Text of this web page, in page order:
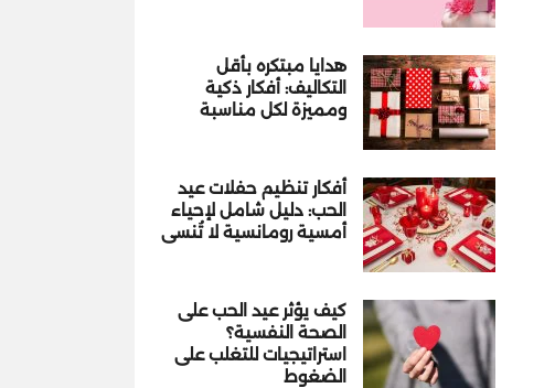
هدايا مبتكره بأقل
التكاليف: أفكار ذكية
ومميزة لكل مناسبة
أفكار تنظيم حفلات عيد
الحب: دليل شامل لإحياء
أمسية رومانسية لا تُنسى
كيف يؤثر عيد الحب على
الصحة النفسية؟
استراتيجيات للتغلب على
الضغوط